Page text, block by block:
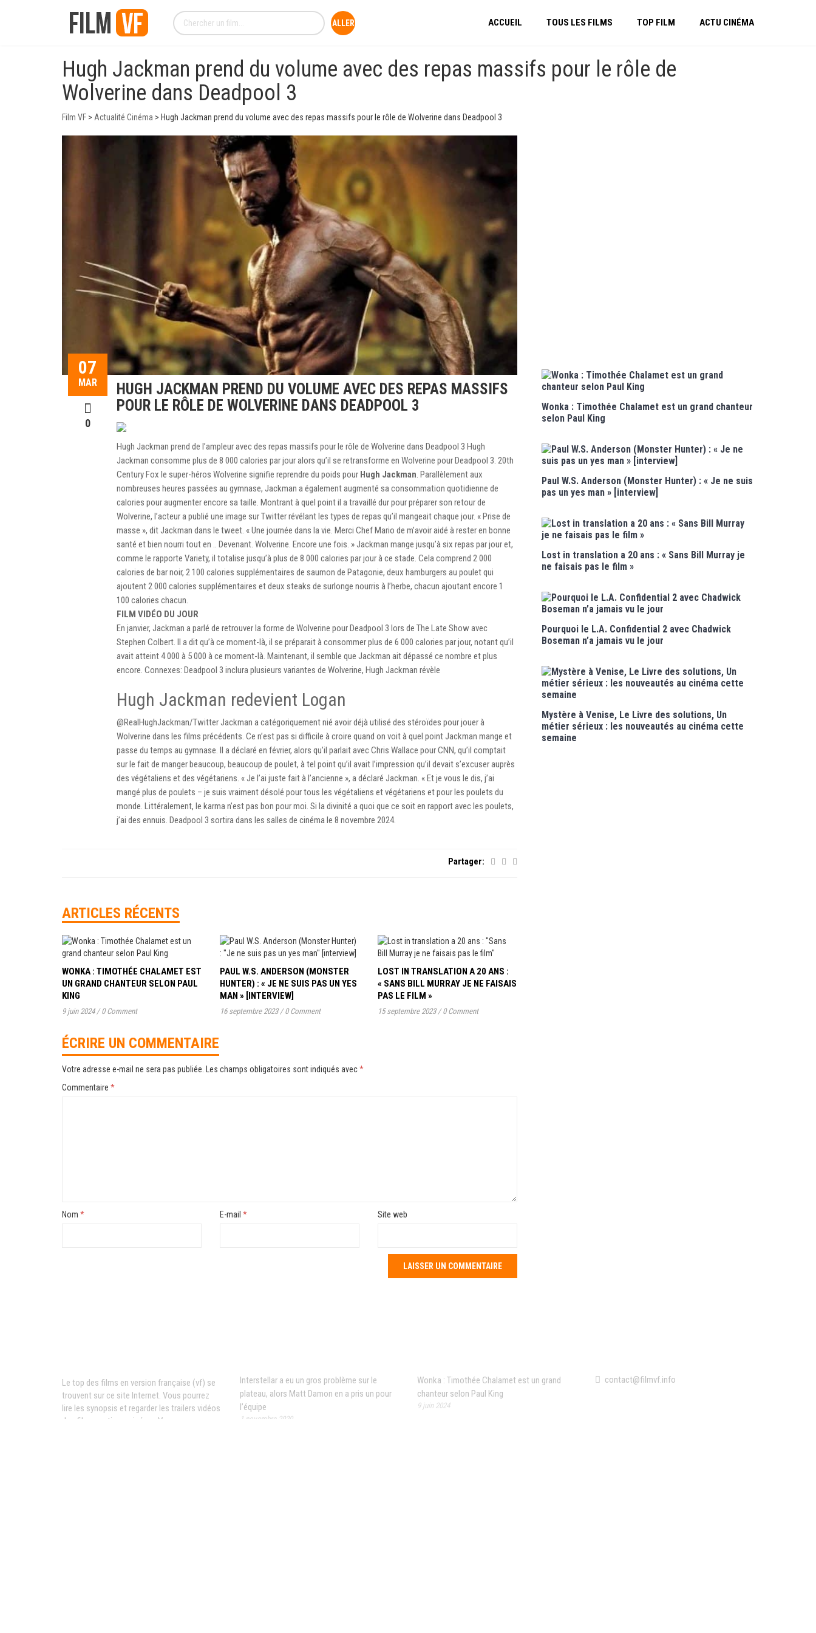
ACCUEIL TOUS LES FILMS TOP FILM ACTU CINÉMA
Hugh Jackman prend du volume avec des repas massifs pour le rôle de
Wolverine dans Deadpool 3
Film VF > Actualité Cinéma > Hugh Jackman prend du volume avec des repas massifs pour le rôle de Wolverine dans Deadpool 3
07
MAR
0
HUGH JACKMAN PREND DU VOLUME AVEC DES REPAS MASSIFS
POUR LE RÔLE DE WOLVERINE DANS DEADPOOL 3
Hugh Jackman prend de l’ampleur avec des repas massifs pour le rôle de Wolverine dans Deadpool 3 Hugh
Jackman consomme plus de 8 000 calories par jour alors qu’il se retransforme en Wolverine pour Deadpool 3. 20th
Century Fox le super-héros Wolverine signifie reprendre du poids pour Hugh Jackman . Parallèlement aux
nombreuses heures passées au gymnase, Jackman a également augmenté sa consommation quotidienne de
calories pour augmenter encore sa taille. Montrant à quel point il a travaillé dur pour préparer son retour de
Wolverine, l’acteur a publié une image sur Twitter révélant les types de repas qu’il mangeait chaque jour. « Prise de
masse », dit Jackman dans le tweet. « Une journée dans la vie. Merci Chef Mario de m’avoir aidé à rester en bonne
santé et bien nourri tout en .. Devenant. Wolverine. Encore une fois. » Jackman mange jusqu’à six repas par jour et,
comme le rapporte Variety, il totalise jusqu’à plus de 8 000 calories par jour à ce stade. Cela comprend 2 000
calories de bar noir, 2 100 calories supplémentaires de saumon de Patagonie, deux hamburgers au poulet qui
ajoutent 2 000 calories supplémentaires et deux steaks de surlonge nourris à l’herbe, chacun ajoutant encore 1
100 calories chacun.
FILM VIDÉO DU JOUR
En janvier, Jackman a parlé de retrouver la forme de Wolverine pour Deadpool 3 lors de The Late Show avec
Stephen Colbert. Il a dit qu’à ce moment-là, il se préparait à consommer plus de 6 000 calories par jour, notant qu’il
avait atteint 4 000 à 5 000 à ce moment-là. Maintenant, il semble que Jackman ait dépassé ce nombre et plus
encore. Connexes: Deadpool 3 inclura plusieurs variantes de Wolverine, Hugh Jackman révèle
Hugh Jackman redevient Logan
@RealHughJackman/Twitter Jackman a catégoriquement nié avoir déjà utilisé des stéroïdes pour jouer à
Wolverine dans les films précédents. Ce n’est pas si difficile à croire quand on voit à quel point Jackman mange et
passe du temps au gymnase. Il a déclaré en février, alors qu’il parlait avec Chris Wallace pour CNN, qu’il comptait
sur le fait de manger beaucoup, beaucoup de poulet, à tel point qu’il avait l’impression qu’il devait s’excuser auprès
des végétaliens et des végétariens. « Je l’ai juste fait à l’ancienne », a déclaré Jackman. « Et je vous le dis, j’ai
mangé plus de poulets – je suis vraiment désolé pour tous les végétaliens et végétariens et pour les poulets du
monde. Littéralement, le karma n’est pas bon pour moi. Si la divinité a quoi que ce soit en rapport avec les poulets,
j’ai des ennuis. Deadpool 3 sortira dans les salles de cinéma le 8 novembre 2024.
Partager:
ARTICLES RÉCENTS
WONKA : TIMOTHÉE CHALAMET EST
UN GRAND CHANTEUR SELON PAUL
KING
9 juin 2024 / 0 Comment
PAUL W.S. ANDERSON (MONSTER
HUNTER) : « JE NE SUIS PAS UN YES
MAN » [INTERVIEW]
16 septembre 2023 / 0 Comment
LOST IN TRANSLATION A 20 ANS :
« SANS BILL MURRAY JE NE FAISAIS
PAS LE FILM »
15 septembre 2023 / 0 Comment
ÉCRIRE UN COMMENTAIRE
Votre adresse e-mail ne sera pas publiée. Les champs obligatoires sont indiqués avec*
Commentaire *
Nom * E-mail * Site web
Wonka : Timothée Chalamet est un grand chanteur
selon Paul King
Paul W.S. Anderson (Monster Hunter) : « Je ne suis
pas un yes man » [interview]
Lost in translation a 20 ans : « Sans Bill Murray je
ne faisais pas le film »
Pourquoi le L.A. Confidential 2 avec Chadwick
Boseman n’a jamais vu le jour
Mystère à Venise, Le Livre des solutions, Un
métier sérieux : les nouveautés au cinéma cette
semaine
Le top des films en version française (vf) se
trouvent sur ce site Internet. Vous pourrez
lire les synopsis et regarder les trailers vidéos
des films sortis au cinéma. Vous aurez
Interstellar a eu un gros problème sur le
plateau, alors Matt Damon en a pris un pour
l’équipe
1 novembre 2020
Wonka : Timothée Chalamet est un grand
chanteur selon Paul King
9 juin 2024
contact@filmvf.info